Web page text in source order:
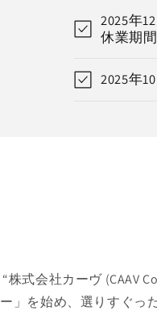
2025年
休業期
2025年
“株式会社カーヴ (CAAV
ー」を始め、選りすぐっ